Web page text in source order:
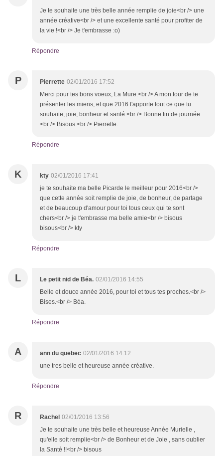
Je te souhaite une très belle année remplie de joie<br /> une
année créative<br /> et une excellente santé pour profiter de
la vie !<br /> Je t'embrasse :o)
Répondre
P Pierrette 02/01/2016 17:52
Merci pour tes bons voeux, La Mure.<br /> A mon tour de te
présenter les miens, et que 2016 t'apporte tout ce que tu
souhaite, joie, bonheur et santé.<br /> Bonne fin de journée.
<br /> Bisous.<br /> Pierrette.
Répondre
K kty 02/01/2016 17:41
je te souhaite ma belle Picarde le meilleur pour 2016<br />
que cette année soit remplie de joie, de bonheur, de partage
et de beaucoup d'amour pour toi tous ceux qui te sont
chers<br /> je t'embrasse ma belle amie<br /> bisous
bisous<br /> kty
Répondre
L Le petit nid de Béa. 02/01/2016 14:55
Belle et douce année 2016, pour toi et tous tes proches.<br />
Bises.<br /> Béa.
Répondre
A ann du quebec 02/01/2016 14:12
une tres belle et heureuse année créative.
Répondre
R Rachel 02/01/2016 13:56
Je te souhaite une très belle et heureuse Année Murielle ,
qu'elle soit remplie<br /> de Bonheur et de Joie , sans oublier
la Santé !!<br /> bisous